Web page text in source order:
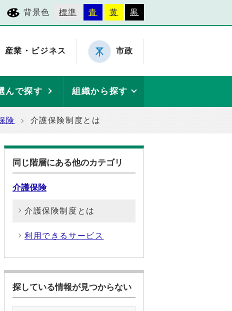
背景色 標準 青 黄 黒
産業・ビジネス 市政
んで探す 組織から探す
険 介護保険制度とは
同じ階層にある他のカテゴリ
介護保険
介護保険制度とは
利用できるサービス
探している情報が見つからない